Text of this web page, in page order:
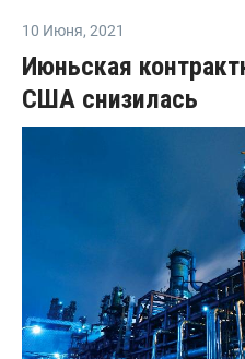
10 Июня, 2021
Июньская
США снизилась